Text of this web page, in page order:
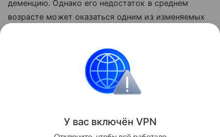
деменцию. Однако его недостаток в среднем
возрасте может оказаться одним из изменяемых
в дальнейших исследованиях.
Поделиться
У вас включён VPN